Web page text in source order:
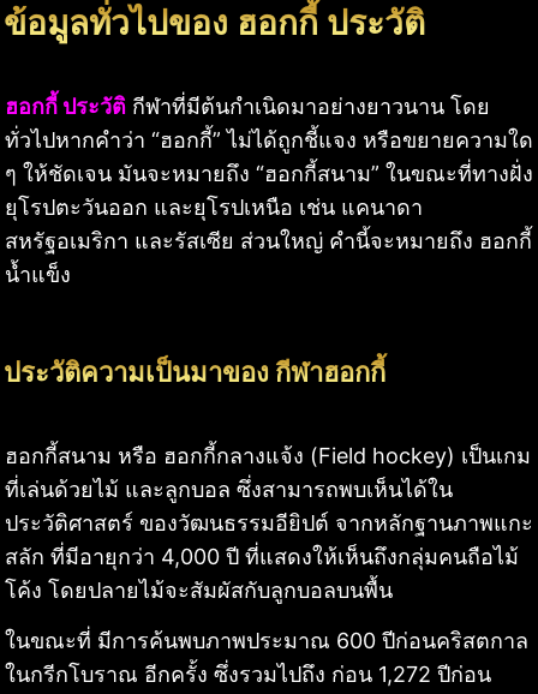
ข้อมูลทั่วไปของ ฮอกกี้ ประวัติ
ฮอกกี้ ประวัติ กีฬาที่มีต้นกำเนิดมาอย่างยาวนาน โดย
ทั่วไปหากคำว่า “ฮอกกี้” ไม่ได้ถูกชี้แจง หรือขยายความใด
ๆ ให้ชัดเจน มันจะหมายถึง “ฮอกกี้สนาม” ในขณะที่ทางฝั่ง
ยุโรปตะวันออก และยุโรปเหนือ เช่น แคนาดา
สหรัฐอเมริกา และรัสเซีย ส่วนใหญ่ คำนี้จะหมายถึง ฮอกกี้
น้ำแข็ง
ประวัติความเป็นมาของ กีฬาฮอกกี้
ฮอกกี้สนาม หรือ ฮอกกี้กลางแจ้ง (Field hockey) เป็นเกม
ที่เล่นด้วยไม้ และลูกบอล ซึ่งสามารถพบเห็นได้ใน
ประวัติศาสตร์ ของวัฒนธรรมอียิปต์ จากหลักฐานภาพแกะ
สลัก ที่มีอายุกว่า 4,000 ปี ที่แสดงให้เห็นถึงกลุ่มคนถือไม้
โค้ง โดยปลายไม้จะสัมผัสกับลูกบอลบนพื้น
ในขณะที่ มีการค้นพบภาพประมาณ 600 ปีก่อนคริสตกาล
ในกรีกโบราณ อีกครั้ง ซึ่งรวมไปถึง ก่อน 1,272 ปีก่อน